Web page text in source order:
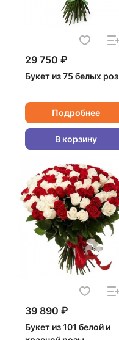
29 750 ₽
Букет из 75 белых роз
Подробнее
В корзину
39 890 ₽
Букет из 101 белой и